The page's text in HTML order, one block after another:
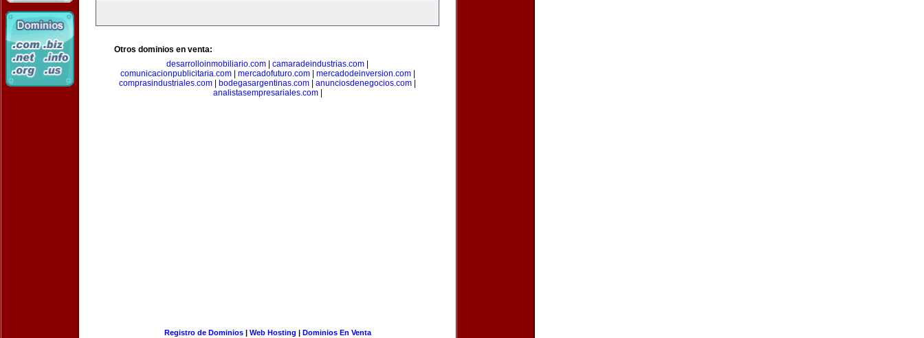
Otros dominios en venta:
desarrolloinmobiliario.com
camaradeindustrias.com
comunicacionpublicitaria.com| mercadofuturo.com| mercadodeinversion.com|
comprasindustriales.com
bodegasargentinas.com anunciosdenegocios.com
analistasempresariales.com|
Registro de Dominios| Web Hosting | Dominios En Venta